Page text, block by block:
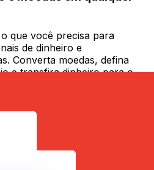
que você precisa para
de dinheiro e
Converta moedas, defina
e transfira dinheiro para o